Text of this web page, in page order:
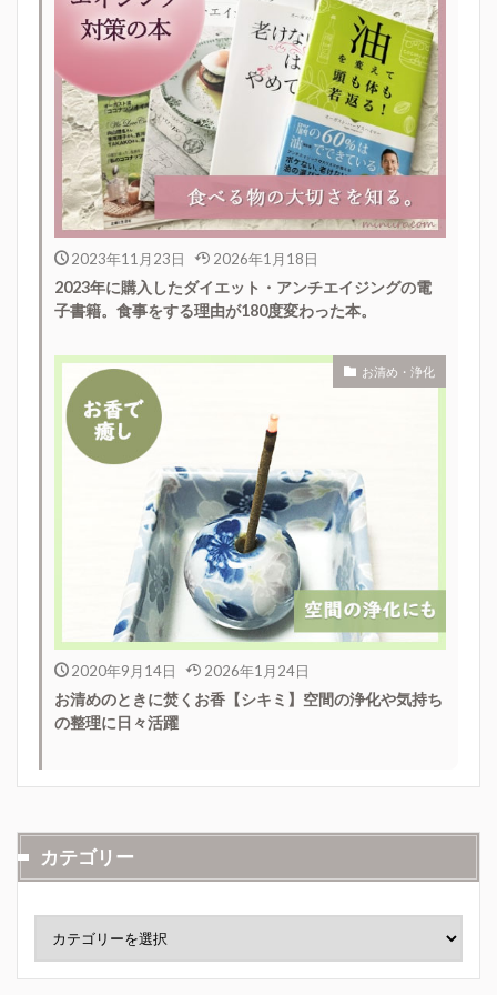
2023年11月23日 2026年1月18日
2023年に購入したダイエット・アンチエイジングの電
子書籍。食事をする理由が180度変わった本。
お清め・浄化
2020年9月14日 2026年1月24日
お清めのときに焚くお香【シキミ】空間の浄化や気持ち
の整理に日々活躍
カテゴリー